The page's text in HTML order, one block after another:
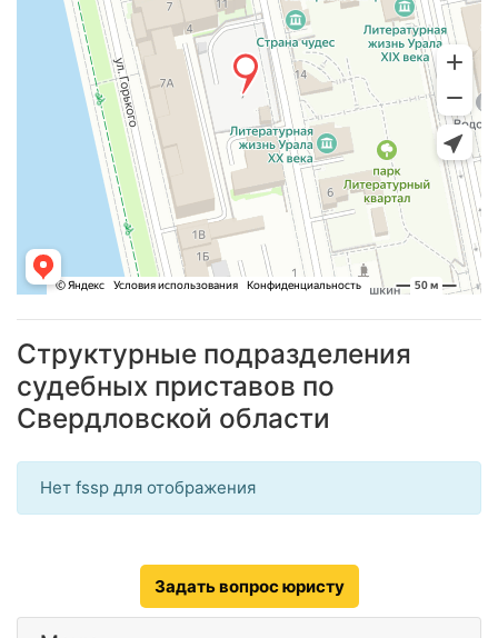
Структурные подразделения
судебных приставов по
Свердловской области
Нет fssp для отображения
Задать вопрос юристу